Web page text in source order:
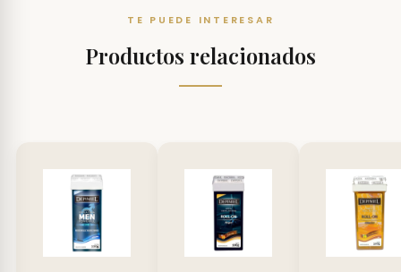
TE PUEDE INTERESAR
Productos relacionados